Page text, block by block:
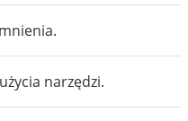
narzędzi.